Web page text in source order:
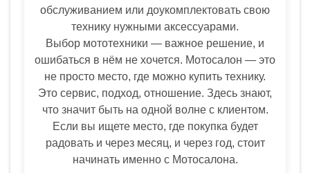
обслуживанием или доукомплектовать свою
технику нужными аксессуарами.
Выбор мототехники — важное решение, и
ошибаться в нём не хочется. Мотосалон — это
не просто место, где можно купить технику.
Это сервис, подход, отношение. Здесь знают,
что значит быть на одной волне с клиентом.
Если вы ищете место, где покупка будет
радовать и через месяц, и через год, стоит
начинать именно с Мотосалона.